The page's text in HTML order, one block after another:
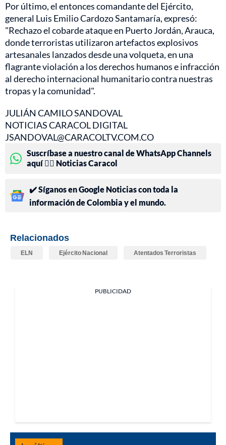
Por último, el entonces comandante del Ejército,
general Luis Emilio Cardozo Santamaría, expresó:
"Rechazo el cobarde ataque en Puerto Jordán, Arauca,
donde terroristas utilizaron artefactos explosivos
artesanales lanzados desde una volqueta, en una
flagrante violación a los derechos humanos e infracción
al derecho internacional humanitario contra nuestras
tropas y la comunidad".
JULIÁN CAMILO SANDOVAL
NOTICIAS CARACOL DIGITAL
JSANDOVAL@CARACOLTV.COM.CO
Suscríbase a nuestro canal de WhatsApp Channels
aquí 👉🏻 Noticias Caracol
✔️ Síganos en Google Noticias con toda la
información de Colombia y el mundo.
Relacionados
ELN Ejército Nacional Atentados Terroristas
PUBLICIDAD